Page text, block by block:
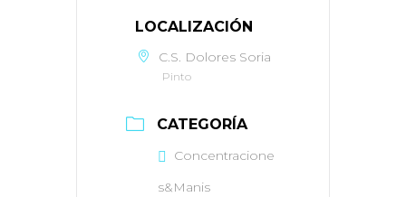
LOCALIZACIÓN
C.S. Dolores Soria
Pinto
CATEGORÍA
Concentracione
s&Manis